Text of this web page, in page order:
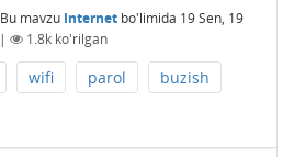
Bu mavzu Internetbo'limida 19 Sen, 19
| 1.8kko'rilgan
wifi parol
buzish